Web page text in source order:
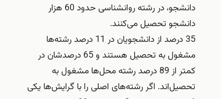
دانشجو، در رشته روانشناسی حدود 60 هزار
دانشجو تحصیل می‌کنند.
35 درصد از دانشجویان در 11 درصد رشته‌ها
مشغول به تحصیل هستند و 65 درصدشان در
کمتر از 89 درصد رشته محل‌ها مشغول به
تحصیل‌اند. اگر رشته‌های اصلی را با گرایش‌ها یکی